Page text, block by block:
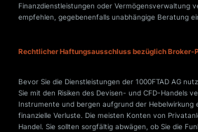
Finanzdienstleistungen oder Vermögensverwaltung
empfehlen, gegebenenfalls unabhängige Beratung
Rechtlicher Haftungsausschluss bezüglich Broker-
Bevor Sie die Dienstleistungen der 1000FTAD AG
Sie mit den Risiken des Devisen- und CFD-Handels
Instrumente und bergen aufgrund der Hebelwirkung
finanzielle Verluste. Die meisten Konten von
Handel. Sie sollten sorgfältig abwägen, ob Sie die